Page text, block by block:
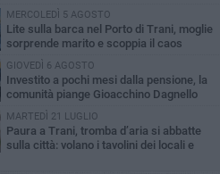
MERCOLEDÌ 5 AGOSTO
Lite sulla barca nel Porto di Trani, moglie
sorprende marito e scoppia il caos
GIOVEDÌ 6 AGOSTO
Investito a pochi mesi dalla pensione, la
comunità piange Gioacchino Dagnello
MARTEDÌ 21 LUGLIO
Paura a Trani, tromba d’aria si abbatte
sulla città: volano i tavolini dei locali e